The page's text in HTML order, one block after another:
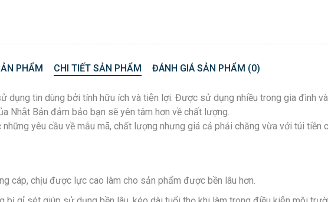
PHẨM CHI TIẾT SẢN PHẨM ĐÁNH GIÁ SẢN PHẨM (0)
dụng tin dùng bởi tính hữu ích và tiện lợi. Được sử dụng nhiều trong gia đình
Nhật Bản đảm bảo bạn sẽ yên tâm hơn về chất lượng.
yêu cầu về mẫu mã, chất lượng nhưng giá cả phải chăng vừa với túi tiền
cáp, chịu được lực cao làm cho sản phẩm được bền lâu hơn.